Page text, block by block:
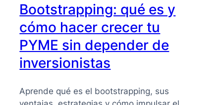
Bootstrapping: qué es y
cómo hacer crecer tu
PYME sin depender de
inversionistas
Aprende qué es el bootstrapping, sus